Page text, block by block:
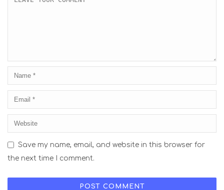
Save my name, email, and website in this browser for
the next time I comment.